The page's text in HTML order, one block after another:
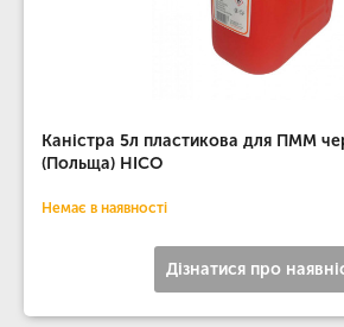
Каністра 5л пластикова для ПММ
(Польща) HICO
Немає в наявності
Дізнатися про